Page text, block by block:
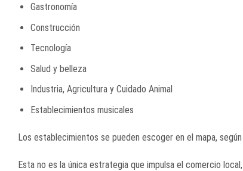
Gastronomía
Construcción
Tecnología
Salud y belleza
Industria, Agricultura y Cuidado Animal
Establecimientos musicales
Los establecimientos se pueden escoger en el mapa,
Esta no es la única estrategia que impulsa el comercio